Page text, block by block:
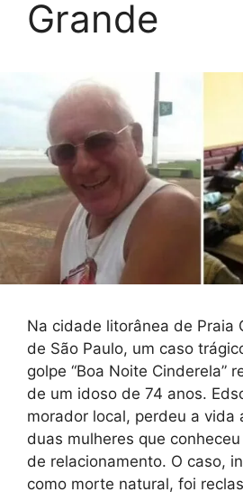
Grande
Na cidade litorânea de Praia
de São Paulo, um caso
golpe “Boa Noite Cinderela”
de um idoso de 74 anos.
morador local, perdeu a vida
duas mulheres que
de relacionamento. O caso,
como morte natural, foi